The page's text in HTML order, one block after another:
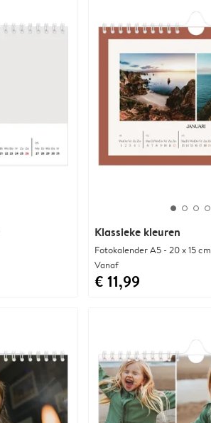
Klassieke kleuren
Fotokalender A5 - 20 x 15 cm
Vanaf
€ 11,99